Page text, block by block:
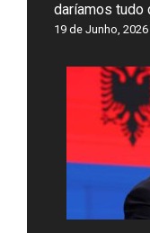
daríamos tudo
19 de Junho, 2026